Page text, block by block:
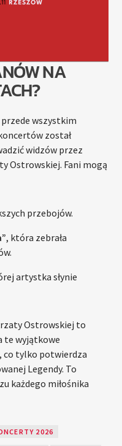
NA
wszystkim
został
widzów przez
Ostrowskiej. Fani mogą
przebojów.
, która zebrała
artystka słynie
Ostrowskiej to
te wyjątkowe
co tylko potwierdza
Legendy. To
każdego miłośnika
2026